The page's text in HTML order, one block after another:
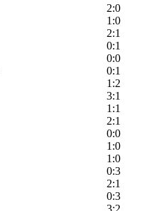
2:0
1:0
2:1
0:1
0:0
0:1
1:2
3:1
1:1
2:1
0:0
1:0
1:0
0:3
2:1
0:3